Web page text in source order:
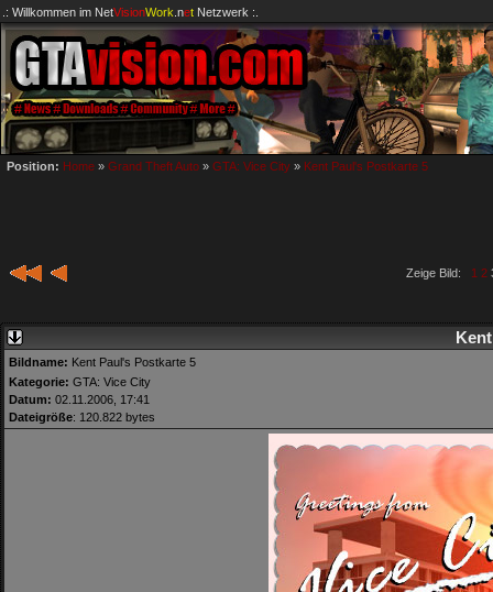
.: Willkommen im NetVisionWork .netNetzwerk :.
Position: Home » Grand Theft Auto » GTA: Vice City » Kent Paul's Postkarte 5
Zeige Bild: 1 2
Bildname: Kent Paul's Postkarte 5
Kategorie: GTA: Vice City
Datum: 02.11.2006, 17:41
Dateigröße: 120.822 bytes